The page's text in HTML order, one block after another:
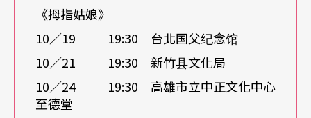
《拇指姑娘》
10／19 19:30 台北国父纪念馆
10／21 19:30 新竹县文化局
10／24 19:30 高雄市立中正文化中心
至德堂